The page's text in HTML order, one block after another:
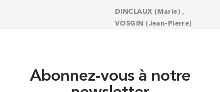
DINCLAUX (Marie) ,
VOSGIN (Jean-Pierre)
Abonnez-vous à notre